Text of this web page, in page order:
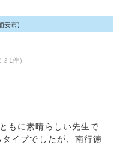
安市)
1件）
もに素晴らしい先生で
イプでしたが、南行徳